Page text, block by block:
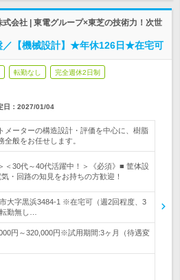
会社 | 東電グループ×東芝の技術力！次世
／【機械設計】★年休126日★在宅可
転勤なし 完全週休2日制
日： 2027/01/04
メーターの構造設計・評価を中心に、樹脂
般をお任せします。
＜30代～40代活躍中！＞《必須》■ 筐体設
・回路の知見をお持ちの方歓迎！
大字黒浜3484-1 ※在宅可（週2回程度、3
勤無し…
円～320,000円※試用期間:3ヶ月（待遇変